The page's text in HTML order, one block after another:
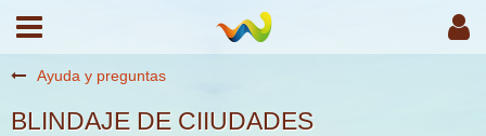
Ayuda y preguntas
BLINDAJE DE CIIUDADES